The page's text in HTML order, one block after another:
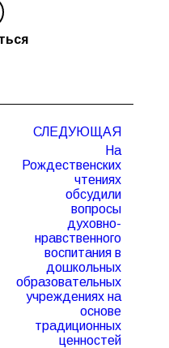
СЛЕДУЮЩАЯ
Следующая
запись:
На
Рождественских
чтениях
обсудили
вопросы
духовно-
нравственного
воспитания в
дошкольных
образовательных
учреждениях на
основе
традиционных
ценностей